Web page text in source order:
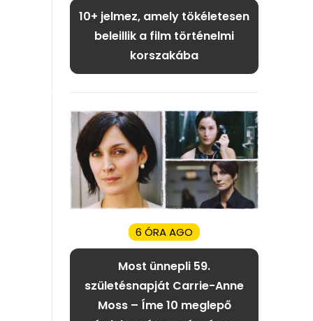
10+ jelmez, amely tökéletesen
beleillik a film történelmi
korszakába
6 ÓRA AGO
Most ünnepli 59.
születésnapját Carrie-Anne
Moss – Íme 10 meglepő